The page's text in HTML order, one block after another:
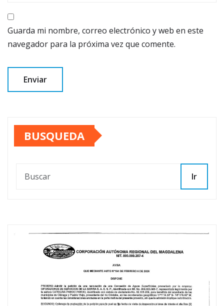
Guarda mi nombre, correo electrónico y web en este
navegador para la próxima vez que comente.
BUSQUEDA
Ir